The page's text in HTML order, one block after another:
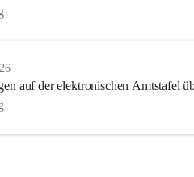
auf der elektronischen Amtstafel